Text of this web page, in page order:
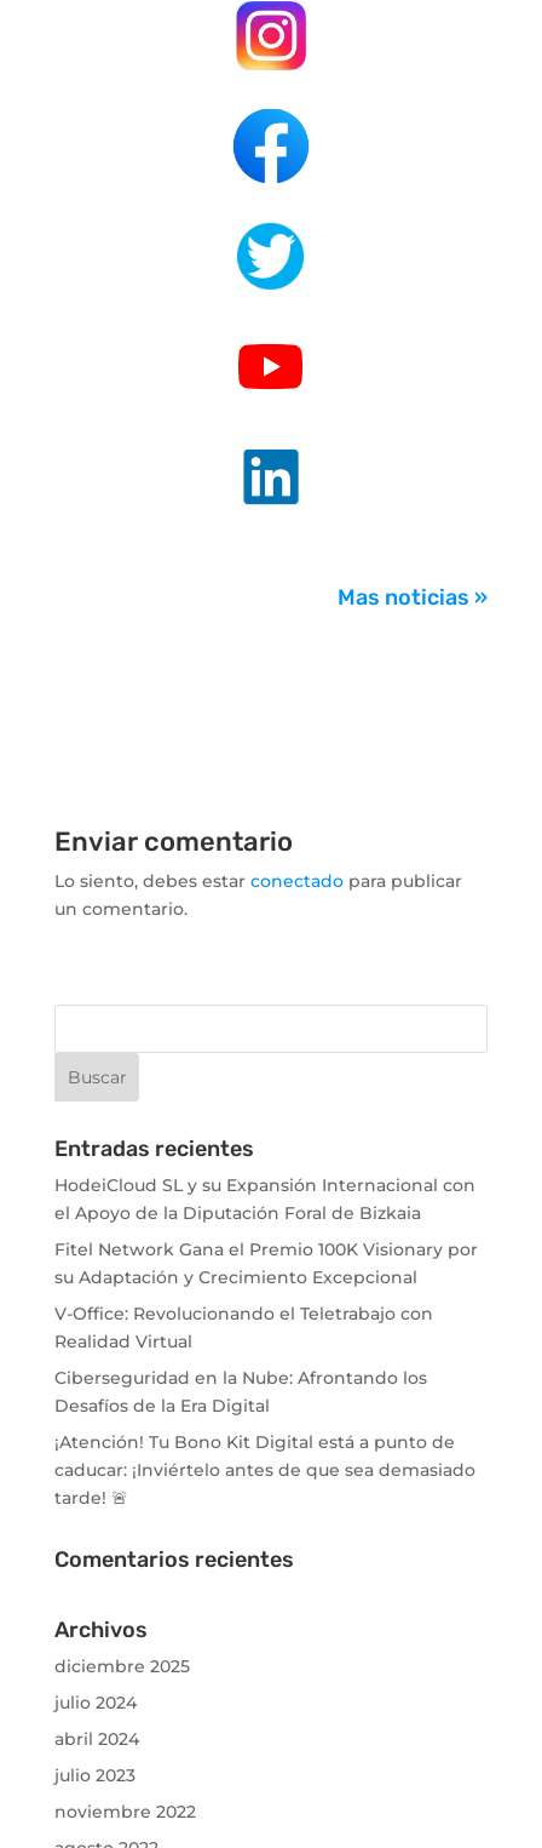
.
.
.
.
Mas noticias »
Enviar comentario
Lo siento, debes estar conectadopara publicar
un comentario.
Entradas recientes
HodeiCloud SL y su Expansión Internacional con
el Apoyo de la Diputación Foral de Bizkaia
Fitel Network Gana el Premio 100K Visionary por
su Adaptación y Crecimiento Excepcional
V-Office: Revolucionando el Teletrabajo con
Realidad Virtual
Ciberseguridad en la Nube: Afrontando los
Desafíos de la Era Digital
¡Atención! Tu Bono Kit Digital está a punto de
caducar: ¡Inviértelo antes de que sea demasiado
tarde! 🚨
Comentarios recientes
Archivos
diciembre 2025
julio 2024
abril 2024
julio 2023
noviembre 2022